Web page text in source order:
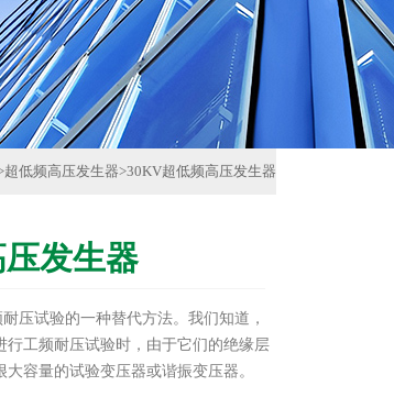
超低频高压发生器>30KV超低频高压发生器
发生器
压试验的一种替代方法。我们知道，
行工频耐压试验时，由于它们的绝缘层
容量的试验变压器或谐振变压器。